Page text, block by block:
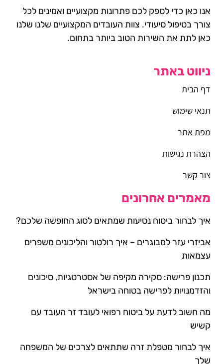
אנו כאן כדי לספק לכם פתרונות מקצועיים ואמינים לכל
צורך בטיפול סיעודי. צוות העובדים המקצועיים שלנו שלנו
כאן לתת את השירות הטוב ביותר בתחום.
ניווט באתר
דף הבית
תנאי שימוש
מפת אתר
הצהרת נגישות
צור קשר
מאמרים אחרונים
איך לבחור ביטוח נסיעות שמתאים לסוג החופשה שלכם?
אביזרי עזר למבוגרים – איך רולטור והליכונים משפרים
עצמאות
תכנון פרישה: סקירה מקיפה של אסטרטגיות, סיכונים
והזדמנויות לפרישה בטוחה בישראל
מה חשוב לדעת על ביטוח רפואי לעובד זר העובד עם
קשיש
איך לבחור מטפלת זרה שתתאים לצרכים של המשפחה
שלך